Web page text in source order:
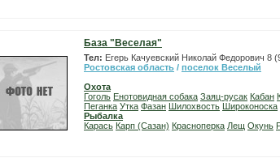
База "Веселая"
Тел: Егерь Качуевский Николай Федорович 8
Ростовская область / поселок Веселый
Охота
Гоголь Енотовидная собака Заяц-русак Кабан
Пеганка Утка Фазан Шилохвость Широконоска
Рыбалка
Карась Карп (Сазан) Красноперка Лещ Окунь